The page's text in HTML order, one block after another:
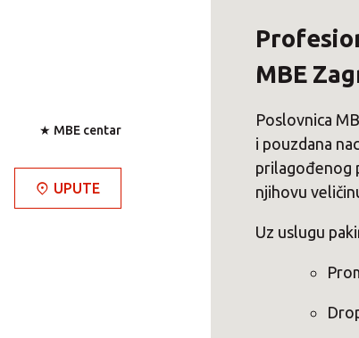
★ MBE centar
UPUTE
MBE
Poslovnica
i pouzdana
prilagođenog
njihovu
Uz uslugu